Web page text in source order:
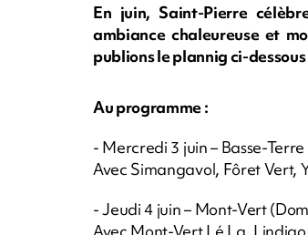
En juin, Saint-Pierre
ambiance chaleureuse et
publions le plannig ci-
Au programme :
- Mercredi 3 juin – Basse-
Avec Simangavol, Fôret Vert,
- Jeudi 4 juin – Mont-Vert
Avec Mont-Vert Lé La,